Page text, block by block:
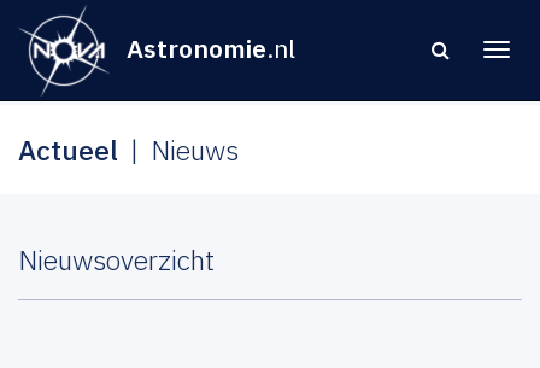
Astronomie.nl
Actueel Nieuws
Nieuwsoverzicht